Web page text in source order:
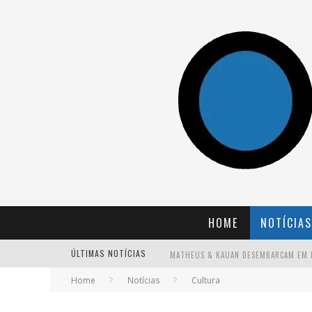
HOME NOTÍCIAS
ÚLTIMAS NOTÍCIAS
Home Notícias Cultura